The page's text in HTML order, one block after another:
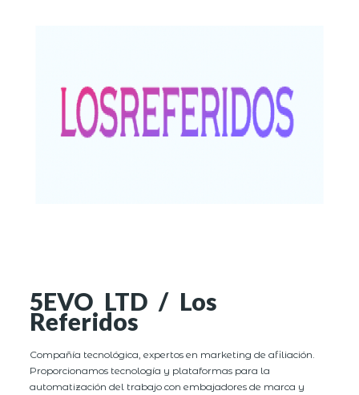
5EVO LTD / Los
Referidos
Compañía tecnológica, expertos en marketing de afiliación.
Proporcionamos tecnología y plataformas para la
automatización del trabajo con embajadores de marca y